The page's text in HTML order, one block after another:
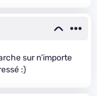
sur n’importe
:)